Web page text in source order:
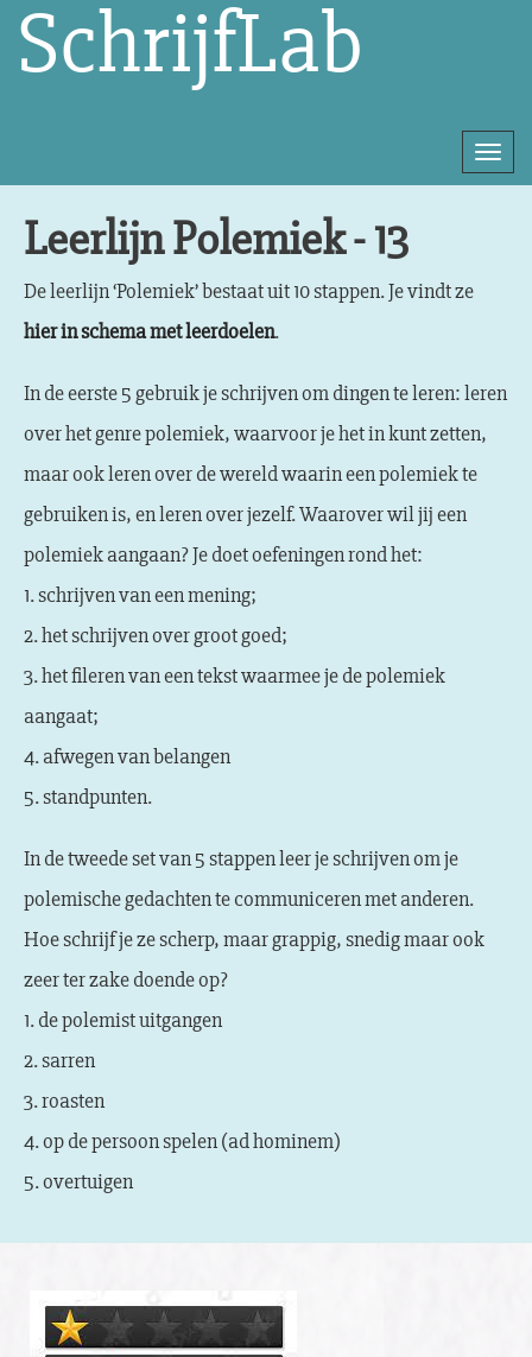
SchrijfLab
naar
het
inhoud
Leerlijn Polemiek - 13
De leerlijn ‘Polemiek’ bestaat uit 10 stappen. Je vindt ze
hier in schema met leerdoelen.
In de eerste 5 gebruik je schrijven om dingen te leren: leren
over het genre polemiek, waarvoor je het in kunt zetten,
maar ook leren over de wereld waarin een polemiek te
gebruiken is, en leren over jezelf. Waarover wil jij een
polemiek aangaan? Je doet oefeningen rond het:
1. schrijven van een mening;
2. het schrijven over groot goed;
3. het fileren van een tekst waarmee je de polemiek
aangaat;
4. afwegen van belangen
5. standpunten.
In de tweede set van 5 stappen leer je schrijven om je
polemische gedachten te communiceren met anderen.
Hoe schrijf je ze scherp, maar grappig, snedig maar ook
zeer ter zake doende op?
1. de polemist uitgangen
2. sarren
3. roasten
4. op de persoon spelen (ad hominem)
5. overtuigen